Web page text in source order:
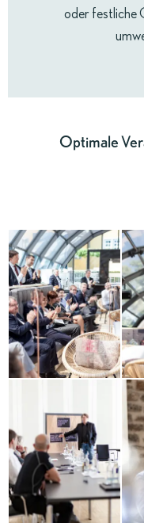
oder festliche
Optimale